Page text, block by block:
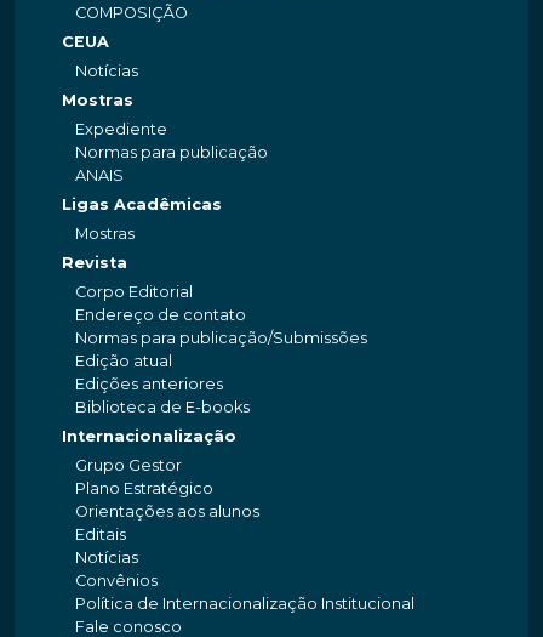
COMPOSIÇÃO
CEUA
Notícias
Mostras
Expediente
Normas para publicação
ANAIS
Ligas Acadêmicas
Mostras
Revista
Corpo Editorial
Endereço de contato
Normas para publicação/Submissões
Edição atual
Edições anteriores
Biblioteca de E-books
Internacionalização
Grupo Gestor
Plano Estratégico
Orientações aos alunos
Editais
Notícias
Convênios
Política de Internacionalização Institucional
Fale conosco